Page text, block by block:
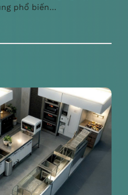
phổ biến…